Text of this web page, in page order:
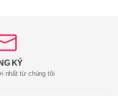
KÝ
nhất từ chúng tôi